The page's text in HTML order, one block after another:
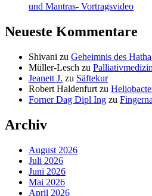
und Mantras- Vortragsvideo
Neueste Kommentare
Shivani zu Geheimnis des
Müller-Lesch zu Palliativmedizin
Jeanett J. zu Säftekur
Robert Haldenfurt zu
Forner Dag Dipl Ing zu
Archiv
August 2026
Juli 2026
Juni 2026
Mai 2026
April 2026